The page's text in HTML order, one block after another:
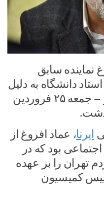
نماینده سابق
دانشگاه به دلیل
عارضه قلبی بامداد امروز – جمعه ۲۵ فروردین
ایرنا، عماد افروغ از
بود که در
تهران را بر عهده
کمیسیون